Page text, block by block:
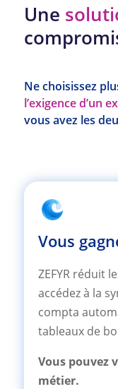
Une
Ne choisissez
l’exigence d’un
vous avez les
Vous
ZEFYR réduit
accédez à la
compta
tableaux de
Vous pouvez
métier.